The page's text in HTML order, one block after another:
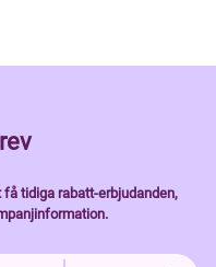
tidiga rabatt-erbjudanden,